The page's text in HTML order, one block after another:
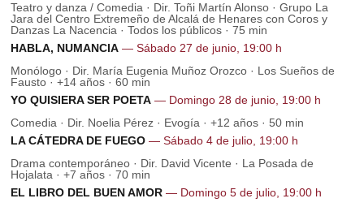
Teatro y danza / Comedia · Dir. Toñi Martín Alonso · Grupo La
Jara del Centro Extremeño de Alcalá de Henares con Coros y
Danzas La Nacencia · Todos los públicos · 75 min
HABLA, NUMANCIA — Sábado 27 de junio, 19:00 h
Monólogo · Dir. María Eugenia Muñoz Orozco · Los Sueños de
Fausto · +14 años · 60 min
YO QUISIERA SER POETA — Domingo 28 de junio, 19:00 h
Comedia · Dir. Noelia Pérez · Evogía · +12 años · 50 min
LA CÁTEDRA DE FUEGO — Sábado 4 de julio, 19:00 h
Drama contemporáneo · Dir. David Vicente · La Posada de
Hojalata · +7 años · 70 min
EL LIBRO DEL BUEN AMOR — Domingo 5 de julio, 19:00 h